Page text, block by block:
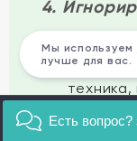
4.
Мы используем
лучше для вас.
Есть вопрос?